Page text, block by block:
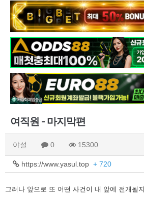
여직원 - 마지막편
야설 0 15300
https://www.yasul.top + 720
그러나 앞으로 또 어떤 사건이 내 앞에 전개될